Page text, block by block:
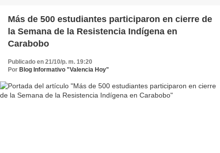
Más de 500 estudiantes participaron en cierre de
la Semana de la Resistencia Indígena en
Carabobo
Publicado en 21/10/p. m. 19:20
Por Blog Informativo "Valencia Hoy"